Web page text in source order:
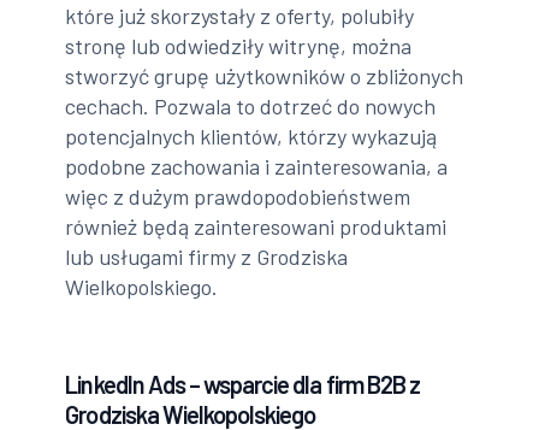
które już skorzystały z oferty, polubiły
stronę lub odwiedziły witrynę, można
stworzyć grupę użytkowników o zbliżonych
cechach. Pozwala to dotrzeć do nowych
potencjalnych klientów, którzy wykazują
podobne zachowania i zainteresowania, a
więc z dużym prawdopodobieństwem
również będą zainteresowani produktami
lub usługami firmy z Grodziska
Wielkopolskiego.
LinkedIn Ads – wsparcie dla firm B2B z
Grodziska Wielkopolskiego